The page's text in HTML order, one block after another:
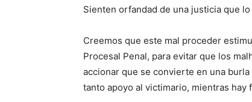
Sienten orfandad de una justicia que
Creemos que este mal proceder
Procesal Penal, para evitar que los
accionar que se convierte en una
tanto apoyo al victimario, mientras hay